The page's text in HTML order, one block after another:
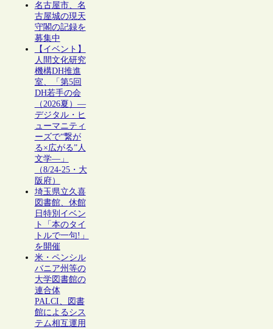
名古屋市、名
古屋城の現天
守閣の記録を
募集中
【イベント】
人間文化研究
機構DH推進
室、「第5回
DH若手の会
（2026夏）―
デジタル・ヒ
ューマニティ
ーズで“繋が
る×広がる”人
文学―」
（8/24-25・大
阪府）
埼玉県立久喜
図書館、休館
日特別イベン
ト「本のタイ
トルで一句!」
を開催
米・ペンシル
バニア州等の
大学図書館の
連合体
PALCI、図書
館によるシス
テム相互運用